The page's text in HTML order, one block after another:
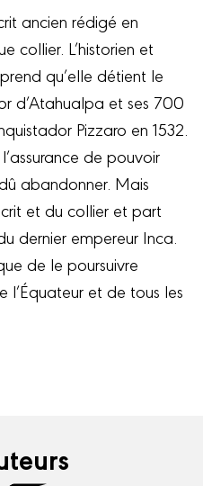
ancien rédigé en
collier. L’historien et
qu’elle détient le
d’Atahualpa et ses 700
Pizzaro en 1532.
de pouvoir
abandonner. Mais
et du collier et part
dernier empereur Inca.
de le poursuivre
l’Équateur et de tous les